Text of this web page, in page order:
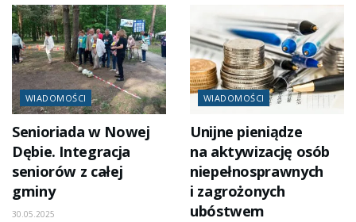
WIADOMOŚCI
Senioriada w Nowej
Dębie. Integracja
seniorów z całej
gminy
30.05.2025
WIADOMOŚCI
Unijne pieniądze
na aktywizację osób
niepełnosprawnych
i zagrożonych
ubóstwem